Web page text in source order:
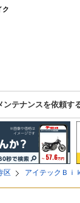
ク
ンテナンスを依頼す
区 アイテックＢｉ